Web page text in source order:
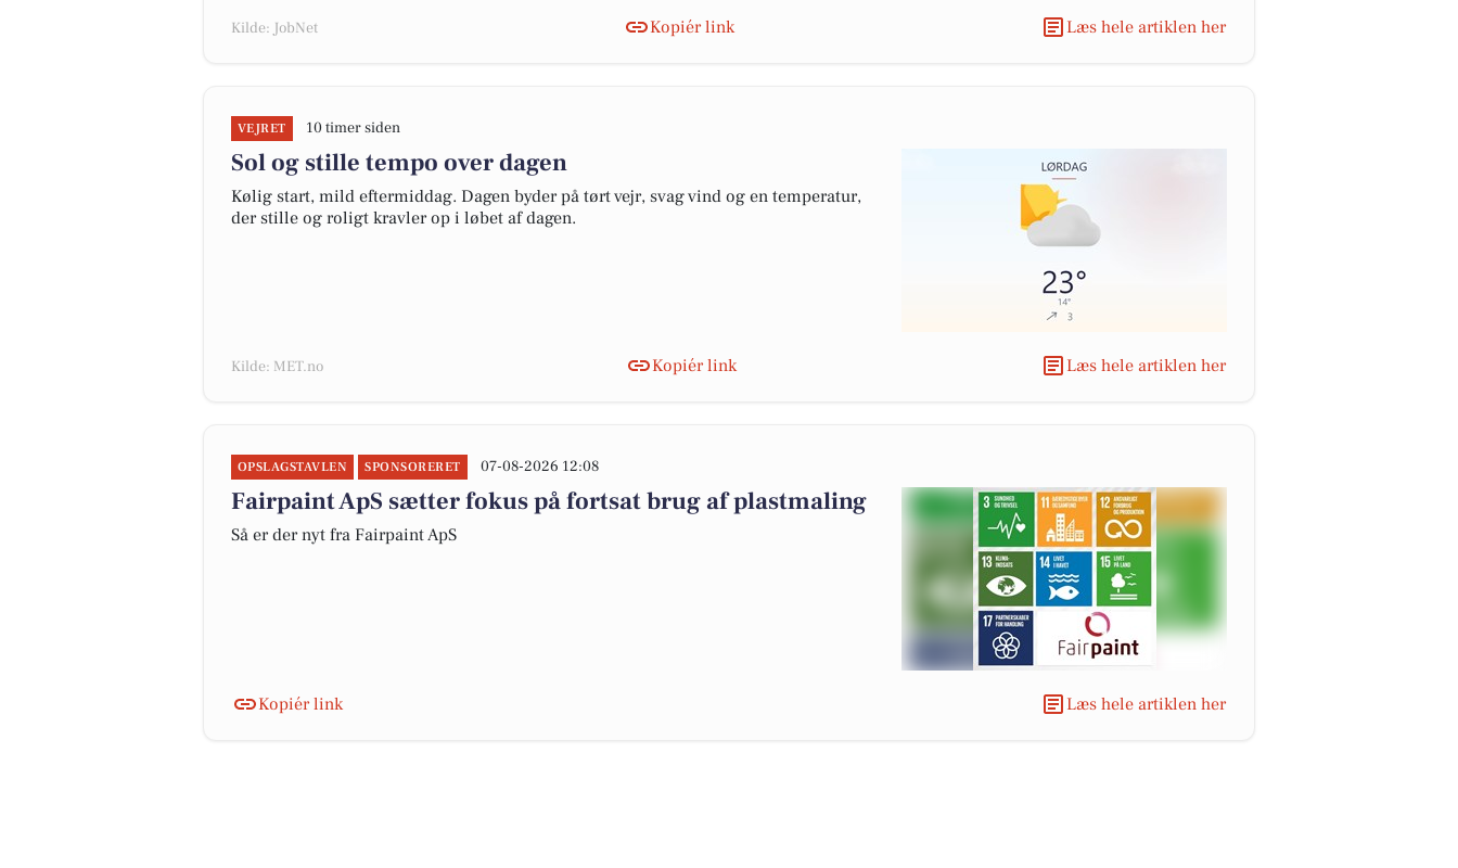
Kilde: JobNet Kopiér link Læs hele artiklen her
VEJRET 10 timer siden
Sol og stille tempo over dagen
Kølig start, mild eftermiddag. Dagen byder på tørt vejr, svag vind og en temperatur,
der stille og roligt kravler op i løbet af dagen.
Kilde: MET.no Kopiér link Læs hele artiklen her
OPSLAGSTAVLEN SPONSORERET 07-08-2026 12:08
Fairpaint ApS sætter fokus på fortsat brug af plastmaling
Så er der nyt fra Fairpaint ApS
Kopiér link Læs hele artiklen her